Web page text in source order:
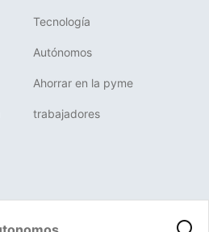
Tecnología
Autónomos
Ahorrar en la pyme
trabajadores